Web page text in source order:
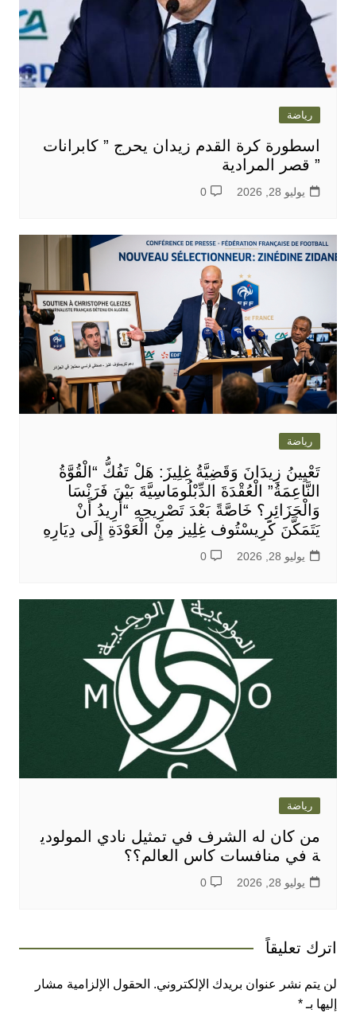
رياضة
اسطورة كرة القدم زيدان يحرج ” كابرانات
” قصر المرادية
يوليو 28, 2026 0
رياضة
تَعْيِينُ زِيدَانَ وَقَضِيَّةُ غِلِيزَ: هَلْ تَفُكُّ “الْقُوَّةُ
النَّاعِمَةُ” الْعُقْدَةَ الدِّبْلُومَاسِيَّةَ بَيْنَ فَرَنْسَا
وَالْجَزَائِرِ؟ خَاصَّةً بَعْدَ تَصْرِيحِهِ “أُرِيدُ أَنْ
يَتَمَكَّنَ كَرِيسْتُوف غِلِيز مِنْ الْعَوْدَةِ إِلَى دِيَارِهِ
يوليو 28, 2026 0
رياضة
من كان له الشرف في تمثيل نادي المولودي
ة في منافسات كاس العالم؟؟
يوليو 28, 2026 0
اترك تعليقاً
لن يتم نشر عنوان بريدك الإلكتروني. الحقول الإلزامية مشار
إليها بـ *